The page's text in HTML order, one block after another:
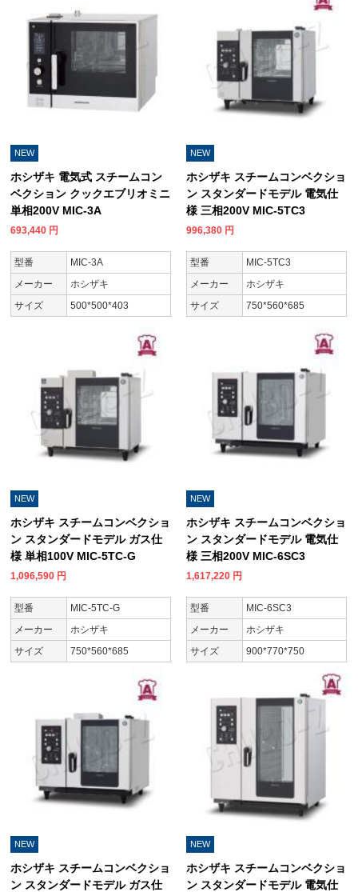
NEW
ホシザキ 電気式 スチームコン
ベクション クックエブリオミニ
単相200V MIC-3A
693,440 円
型番
MIC-3A
メーカー
ホシザキ
サイズ
500*500*403
NEW
ホシザキ スチームコンベクショ
ン スタンダードモデル 電気仕
様 三相200V MIC-5TC3
996,380 円
型番
MIC-5TC3
メーカー
ホシザキ
サイズ
750*560*685
NEW
ホシザキ スチームコンベクショ
ン スタンダードモデル ガス仕
様 単相100V MIC-5TC-G
1,096,590 円
型番
MIC-5TC-G
メーカー
ホシザキ
サイズ
750*560*685
NEW
ホシザキ スチームコンベクショ
ン スタンダードモデル 電気仕
様 三相200V MIC-6SC3
1,617,220 円
型番
MIC-6SC3
メーカー
ホシザキ
サイズ
900*770*750
NEW
ホシザキ スチームコンベクショ
ン スタンダードモデル ガス仕
NEW
ホシザキ スチームコンベクショ
ン スタンダードモデル 電気仕